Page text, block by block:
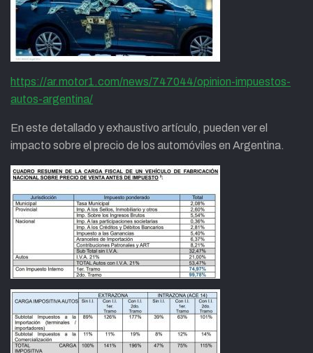
https://ar.motor1.com/news/747044/opinion-impuestos-
autos-argentina/
En este detallado y exhaustivo artículo, pueden ver el
impacto sobre el precio de los automóviles en Argentina.